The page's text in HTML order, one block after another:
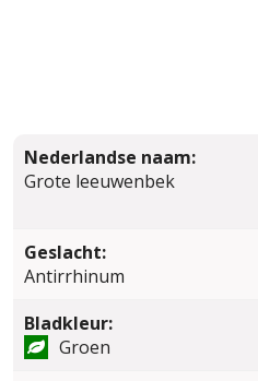
Nederlandse naam:
Grote leeuwenbek
Geslacht:
Antirrhinum
Bladkleur:
Groen